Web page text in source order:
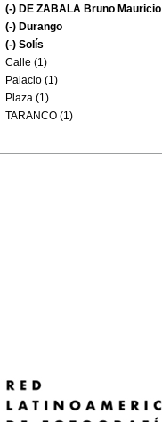
(-) DE ZABALA Bruno Mauricio
(-) Durango
(-) Solís
Calle (1)
Palacio (1)
Plaza (1)
TARANCO (1)